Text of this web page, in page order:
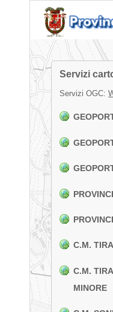
Servizi
Servizi OGC:
C.M.
C.M.
MINORE